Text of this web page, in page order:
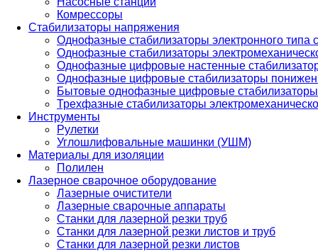
Комрессоры
Стабилизаторы напряжения
Однофазные стабилизаторы электронного
Однофазные стабилизаторы
Однофазные цифровые настенные
Однофазные цифровые стабилизаторы
Бытовые однофазные цифровые стабилизаторы
Трехфазные стабилизаторы
Инструменты
Рулетки
Углошлифовальные машинки (УШМ)
Материалы для изоляции
Полилен
Лазерное сварочное оборудование
Лазерные очистители
Лазерные сварочные аппараты
Станки для лазерной резки труб
Станки для лазерной резки листов и труб
Станки для лазерной резки листов